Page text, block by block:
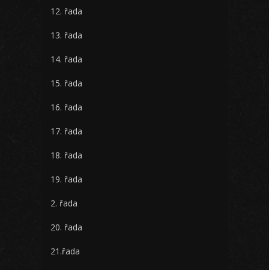
12. řada
13. řada
14. řada
15. řada
16. řada
17. řada
18. řada
19. řada
2. řada
20. řada
21.řada